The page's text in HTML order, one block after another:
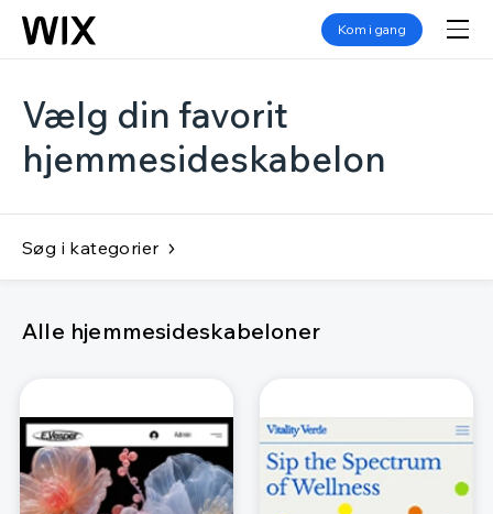
Kom i gang
Vælg din favorit
hjemmesideskabelon
Søg i kategorier
Alle hjemmesideskabeloner